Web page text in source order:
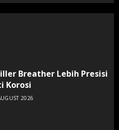
Breather Lebih Presisi
Korosi
2026